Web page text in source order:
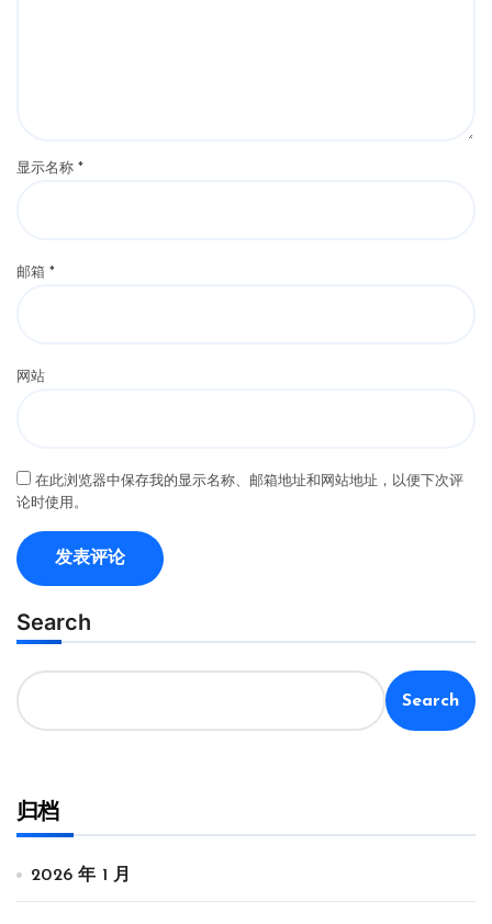
显示名称 *
邮箱 *
网站
在此浏览器中保存我的显示名称、邮箱地址和网站地址，以便下次评
论时使用。
Search
Search
归档
2026 年 1 月